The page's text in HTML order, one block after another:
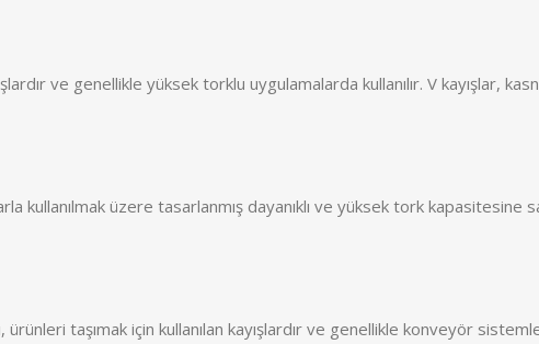
ve genellikle yüksek torklu uygulamalarda kullanılır. V kayışlar,
kullanılmak üzere tasarlanmış dayanıklı ve yüksek tork kapasitesine
ürünleri taşımak için kullanılan kayışlardır ve genellikle konveyör